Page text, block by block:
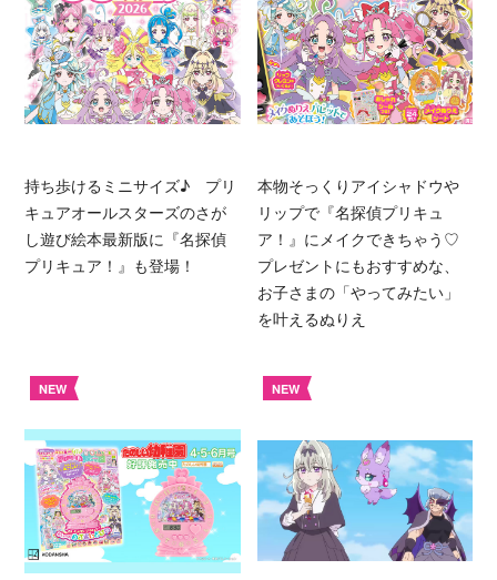
持ち歩けるミニサイズ♪ プリ
キュアオールスターズのさが
し遊び絵本最新版に『名探偵
プリキュア！』も登場！
本物そっくりアイシャドウや
リップで『名探偵プリキュ
ア！』にメイクできちゃう♡
プレゼントにもおすすめな、
お子さまの「やってみたい」
を叶えるぬりえ
NEW NEW